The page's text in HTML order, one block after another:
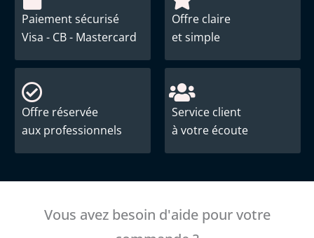
Paiement sécurisé
Visa - CB - Mastercard
Offre claire
et simple
Offre réservée
aux professionnels
Service client
à votre écoute
Vous avez besoin d'aide pour votre